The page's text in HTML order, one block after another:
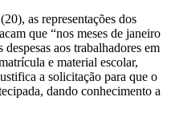
as representações dos
que “nos meses de janeiro
aos trabalhadores em
e material escolar,
a solicitação para que o
dando conhecimento a